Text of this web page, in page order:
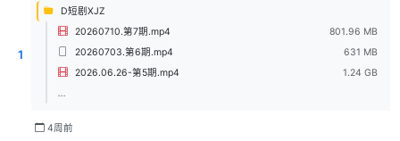
1
D短剧XJZ
20260710.第7期.mp4
801.96 MB
20260703.第6期.mp4
631 MB
2026.06.26-第5期.mp4
1.24 GB
...
4周前